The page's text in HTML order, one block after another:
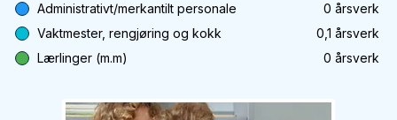
Administrativt/merkantilt personale
0 årsverk
Vaktmester, rengjøring og kokk
0,1 årsverk
Lærlinger (m.m)
0 årsverk